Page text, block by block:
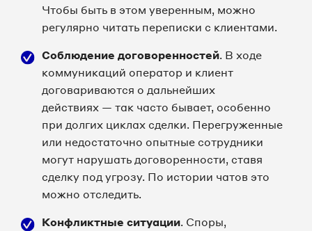
Чтобы быть в этом уверенным, можно
регулярно читать переписки с клиентами.
Соблюдение договоренностей. В ходе
коммуникаций оператор и клиент
договариваются о дальнейших
действиях — так часто бывает, особенно
при долгих циклах сделки. Перегруженные
или недостаточно опытные сотрудники
могут нарушать договоренности, ставя
сделку под угрозу. По истории чатов это
можно отследить.
Конфликтные ситуации. Споры,